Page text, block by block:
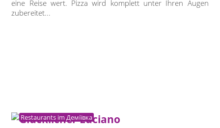
eine Reise wert. Pizza wird komplett unter Ihren Augen
zubereitet...
Restaurants im Деміївка